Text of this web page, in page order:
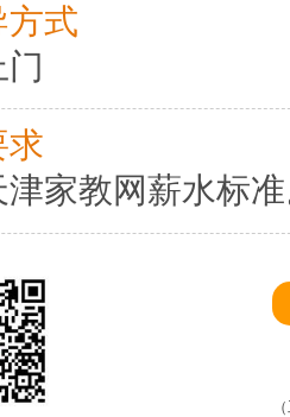
方式
求
津家教网薪水标